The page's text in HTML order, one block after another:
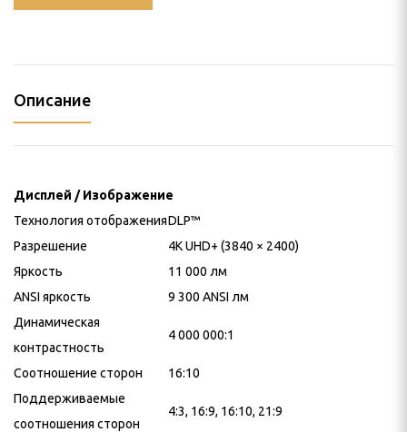
Описание
Дисплей / Изображение
Технология отображенияDLP™
Разрешение
4K UHD+ (3840 × 2400)
Яркость
11 000 лм
ANSI яркость
9 300 ANSI лм
Динамическая
контрастность
4 000 000:1
Соотношение сторон
16:10
Поддерживаемые
соотношения сторон
4:3, 16:9, 16:10, 21:9